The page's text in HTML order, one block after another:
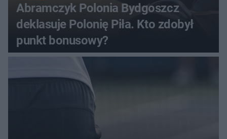
Abramczyk Polonia Bydgoszcz
deklasuje Polonię Piła. Kto zdobył
punkt bonusowy?